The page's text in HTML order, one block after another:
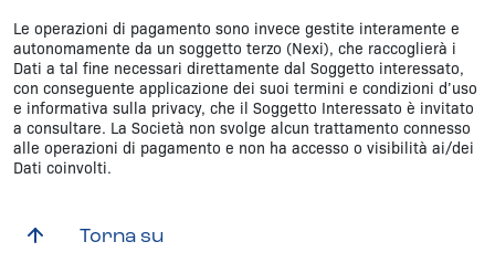
Le operazioni di pagamento sono invece gestite interamente e
autonomamente da un soggetto terzo (Nexi), che raccoglierà i
Dati a tal fine necessari direttamente dal Soggetto interessato,
con conseguente applicazione dei suoi termini e condizioni d’uso
e informativa sulla privacy, che il Soggetto Interessato è invitato
a consultare. La Società non svolge alcun trattamento connesso
alle operazioni di pagamento e non ha accesso o visibilità ai/dei
Dati coinvolti.
Torna su